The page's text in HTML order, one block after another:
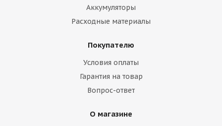
Аккумуляторы
Расходные материалы
Покупателю
Условия оплаты
Гарантия на товар
Вопрос-ответ
О магазине